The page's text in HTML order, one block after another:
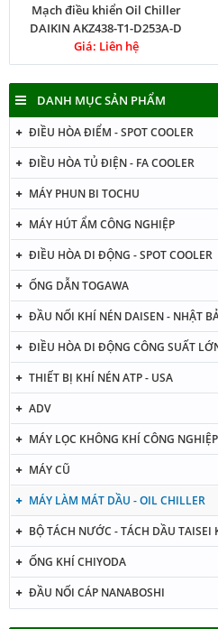
Mạch điều khiển Oil Chiller
DAIKIN AKZ438-T1-D253A-D
Giá: Liên hệ
DANH MỤC SẢN PHẨM
ĐIỀU HÒA ĐIỂM - SPOT COOLER
ĐIỀU HÒA TỦ ĐIỆN - FA COOLER
MÁY PHUN BI TOCHU
MÁY HÚT ẨM CÔNG NGHIỆP
ĐIỀU HÒA DI ĐỘNG - SPOT COOLER
ỐNG DẪN TOGAWA
ĐẦU NỐI KHÍ NÉN DAISEN - NHẬT
ĐIỀU HÒA DI ĐỘNG CÔNG SUẤT
THIẾT BỊ KHÍ NÉN ATP - USA
ADV
MÁY LỌC KHÔNG KHÍ CÔNG NGHIỆP
MÁY CŨ
MÁY LÀM MÁT DẦU - OIL CHILLER
BỘ TÁCH NƯỚC - TÁCH DẦU TAISEI
ỐNG KHÍ CHIYODA
ĐẦU NỐI CÁP NANABOSHI